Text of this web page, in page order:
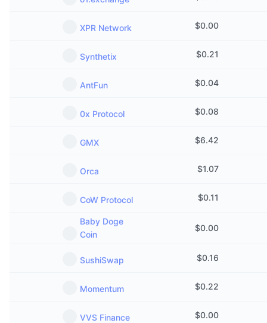
ICO Naptár
Esemény naptár
XPR Network $0.00
Synthetix $0.21
AntFun $0.04
0x Protocol $0.08
GMX $6.42
Orca $1.07
CoW Protocol $0.11
Baby Doge
Coin
$0.00
SushiSwap $0.16
Momentum $0.22
VVS Finance $0.00